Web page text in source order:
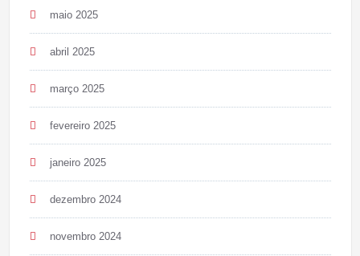
maio 2025
abril 2025
março 2025
fevereiro 2025
janeiro 2025
dezembro 2024
novembro 2024